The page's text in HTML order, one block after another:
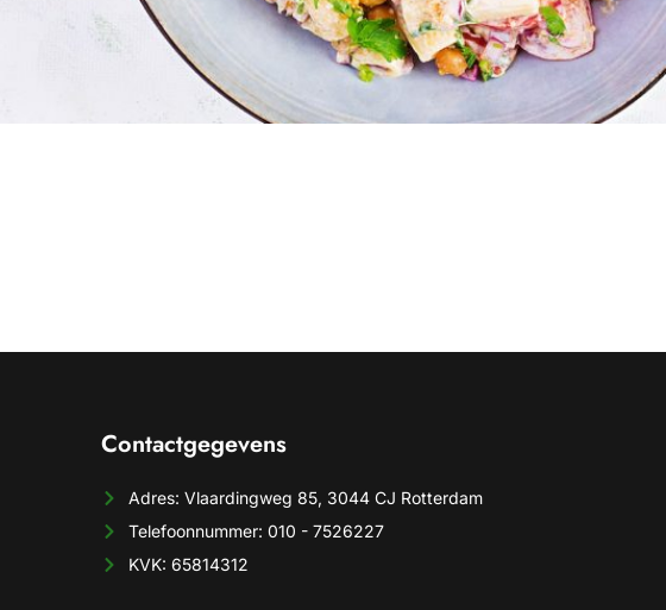
Contactgegevens
Adres: Vlaardingweg 85, 3044 CJ Rotterdam
Telefoonnummer: 010 - 7526227
KVK: 65814312